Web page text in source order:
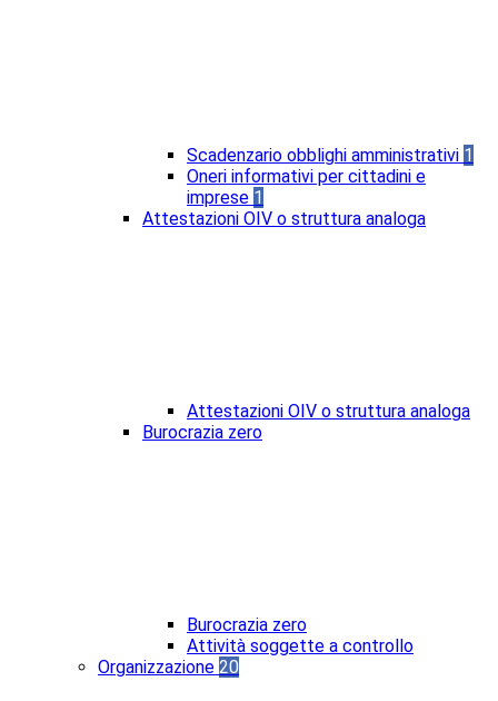
Scadenzario obblighi amministrativi 1
Oneri informativi per cittadini e
imprese 1
Attestazioni OIV o struttura analoga
Attestazioni OIV o struttura analoga
Burocrazia zero
Burocrazia zero
Attività soggette a controllo
Organizzazione 20